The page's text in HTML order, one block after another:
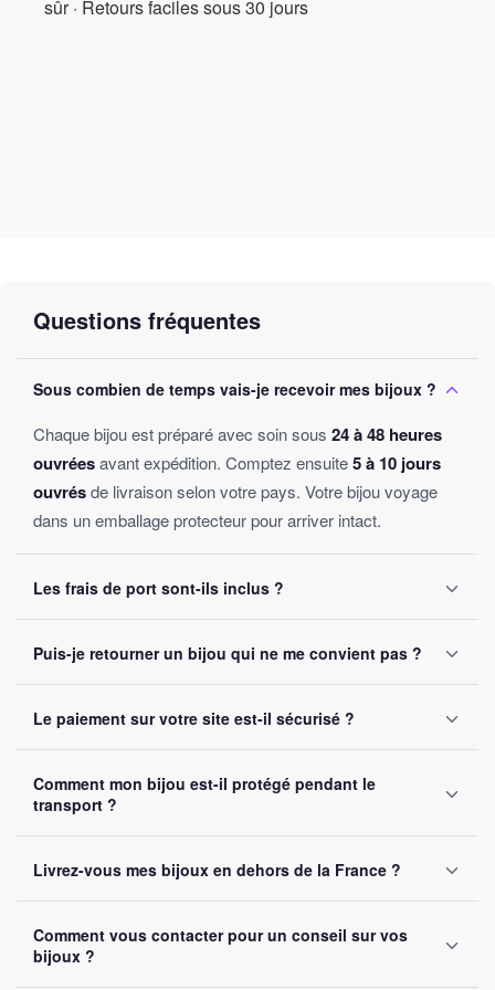
sûr · Retours faciles sous 30 jours
Questions fréquentes
Sous combien de temps vais-je recevoir mes bijoux ?
Chaque bijou est préparé avec soin sous 24 à 48 heures
ouvréesavant expédition. Comptez ensuite5 à 10 jours
ouvrésde livraison selon votre pays. Votre bijou voyage
dans un emballage protecteur pour arriver intact.
Les frais de port sont-ils inclus ?
sans montant minimum d'achat. Votre bijou part sous 24 à
48 heures ouvrées.
Puis-je retourner un bijou qui ne me convient pas ?
le retourner. Remboursement intégral garanti, sans
question posée.
Le paiement sur votre site est-il sécurisé ?
SSL. Nous acceptons Visa, Mastercard, PayPal et Apple
Pay. Vos données bancaires ne sont jamais stockées sur
Comment mon bijou est-il protégé pendant le
transport ?
renforcé. Un numéro de suivi vous est envoyé par e-mail
dès l'expédition.
Livrez-vous mes bijoux en dehors de la France ?
Suisse et Canada. Comptez 5 à 10 jours ouvrés selon la
destination.
Comment vous contacter pour un conseil sur vos
bijoux ?